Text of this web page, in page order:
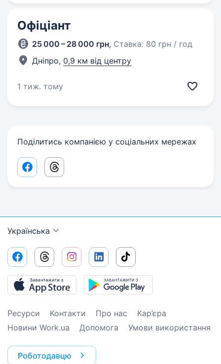
Офіціант
25 000 – 28 000 грн, Ставка: 80 грн / год
Дніпро, 0,9 км від центру
1 тиж. тому
Поділитись компанією у соціальних мережах
Facebook share link
Threads share link
Українська
Ресурси Контакти Про нас
Кар’єра
Новини Work.ua
Допомога Умови використання
Роботодавцю